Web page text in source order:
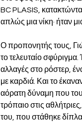
BC PLASIS,
απλώς μια νίκη· ήταν
Ο προπονητής τους,
το τελευταίο
αλλαγές στο ρόστερ,
με καρδιά. Και το
αόρατη δύναμη που
τρόπαιο στις
του, που στάθηκε